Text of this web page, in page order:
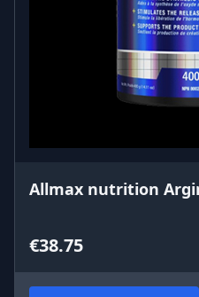
Allmax nutrition
€38.75